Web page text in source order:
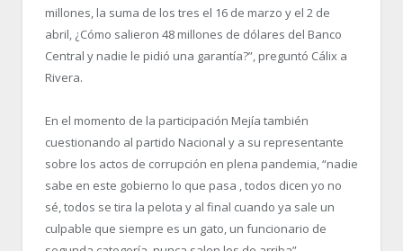
millones, la suma de los tres el 16 de marzo y el 2 de
abril, ¿Cómo salieron 48 millones de dólares del Banco
Central y nadie le pidió una garantía?”, preguntó Cálix a
Rivera.
En el momento de la participación Mejía también
cuestionando al partido Nacional y a su representante
sobre los actos de corrupción en plena pandemia, “nadie
sabe en este gobierno lo que pasa , todos dicen yo no
sé, todos se tira la pelota y al final cuando ya sale un
culpable que siempre es un gato, un funcionario de